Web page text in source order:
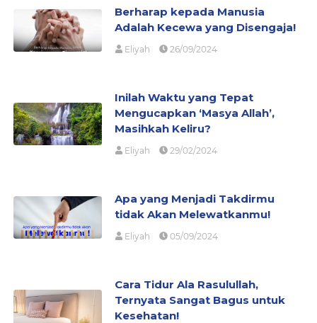
Berharap kepada Manusia
Adalah Kecewa yang Disengaja!
Eliyah 26/09/2024
Inilah Waktu yang Tepat
Mengucapkan ‘Masya Allah’,
Masihkah Keliru?
Eliyah 29/02/2024
Apa yang Menjadi Takdirmu
tidak Akan Melewatkanmu!
Eliyah 05/09/2024
Cara Tidur Ala Rasulullah,
Ternyata Sangat Bagus untuk
Kesehatan!